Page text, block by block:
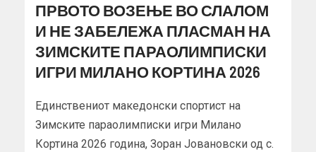
ПРВОТО ВОЗЕЊЕ ВО СЛАЛОМ
И НЕ ЗАБЕЛЕЖА ПЛАСМАН НА
ЗИМСКИТЕ ПАРАОЛИМПИСКИ
ИГРИ МИЛАНО КОРТИНА 2026
Единствениот македонски спортист на
Зимските параолимписки игри Милано
Кортина 2026 година, Зоран Јовановски од с.